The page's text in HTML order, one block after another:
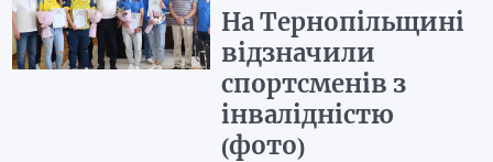
На Тернопільщині
відзначили
спортсменів з
інвалідністю
(фото)